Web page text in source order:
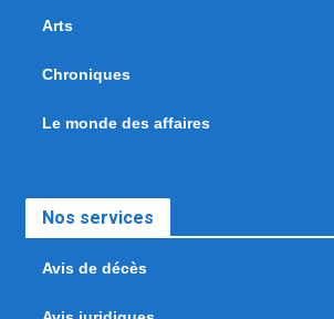
Arts
Chroniques
Le monde des affaires
Nos services
Avis de décès